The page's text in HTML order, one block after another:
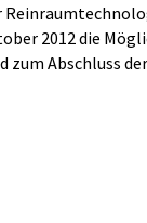
2012 die
zum Abschluss